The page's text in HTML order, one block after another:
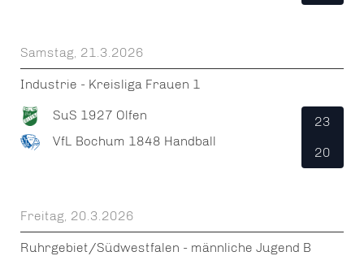
Samstag, 21.3.2026
Industrie - Kreisliga Frauen 1
SuS 1927 Olfen
VfL Bochum 1848 Handball
23
20
Freitag, 20.3.2026
Ruhrgebiet/Südwestfalen - männliche Jugend B